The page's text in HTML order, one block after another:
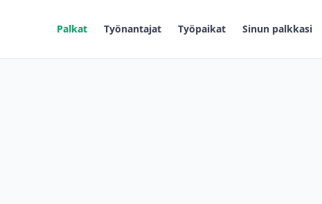
Palkat Työnantajat Työpaikat Sinun palkkasi